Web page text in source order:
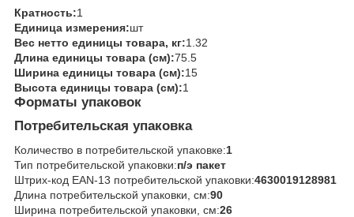
Кратность:1
Единица измерения:шт
Вес нетто единицы товара, кг:1.32
Длина единицы товара (см):75.5
Ширина единицы товара (см):15
Высота единицы товара (см):1
Форматы упаковок
Потребительская упаковка
Количество в потребительской упаковке:1
Тип потребительской упаковки:п/э пакет
Штрих-код EAN-13 потребительской упаковки:4630019128981
Длина потребительской упаковки, см:90
Ширина потребительской упаковки, см:26